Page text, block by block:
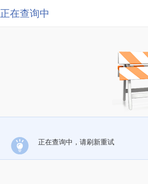
正在查询中
正在查询中，请刷新重试